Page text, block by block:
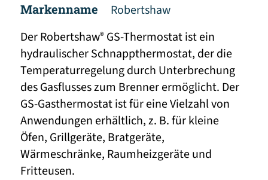
Markenname
Robertshaw
Der Robertshaw®GS-Thermostat ist ein
hydraulischer Schnappthermostat, der die
Temperaturregelung durch Unterbrechung
des Gasflusses zum Brenner ermöglicht. Der
GS-Gasthermostat ist für eine Vielzahl von
Anwendungen erhältlich, z. B. für kleine
Öfen, Grillgeräte, Bratgeräte,
Wärmeschränke, Raumheizgeräte und
Fritteusen.